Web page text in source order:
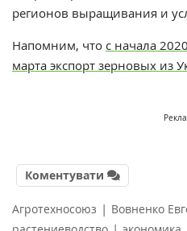
регионов выращивания и
Напомним, что с начала
марта экспорт зерновых из
Коментувати
Агротехносоюз | Вовненко